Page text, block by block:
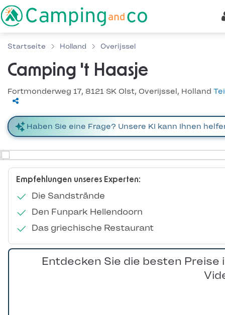
Startseite Holland Overijssel
Camping 't Haasje
Fortmonderweg 17, 8121 SK Olst, Overijssel, Holland
Empfehlungen unseres Experten:
Die Sandstrände
Den Funpark Hellendoorn
Das griechische Restaurant
Entdecken Sie die besten Preise